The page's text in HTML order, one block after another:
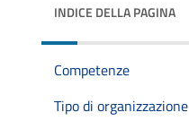
INDICE DELLA PAGINA
Competenze
Tipo di organizzazione